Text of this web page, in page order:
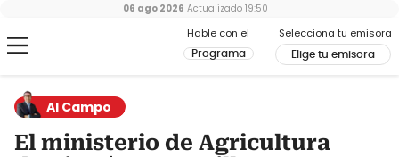
Hable con el
Programa
Selecciona tu emisora
Elige tu emisora
06 ago 2026 Actualizado 19:50
Al Campo
El ministerio de Agricultura